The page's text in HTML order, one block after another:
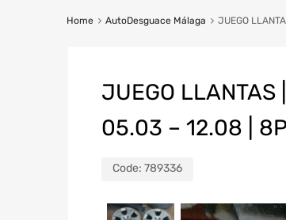
Home AutoDesguace Málaga JUEGO
JUEGO LLANTAS
05.03 – 12.08 |
Code: 789336